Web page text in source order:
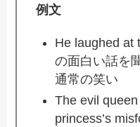
例文
He laughed at
の面白い話を
通常の笑い
The evil
princess’s